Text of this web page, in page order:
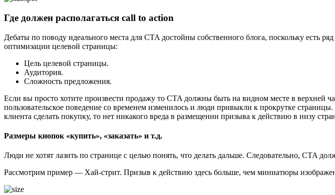
Где должен располагаться call to action
Дебаты по поводу идеального места для CTA достойны собственного блога, поскольку есть
оптимизации целевой страницы:
Цель целевой страницы.
Аудитория.
Сложность предложения.
Если вы просто хотите произвести продажу то CTA должны быть на видном месте в верхней
пользовательское поведение со временем изменилось и люди привыкли к прокрутке
клиента сделать покупку, то нет никакого вреда в размещении призыва к действию в низу
Размеры кнопок «купить», «заказать» и т.д.
Люди не хотят лазить по странице с целью понять, что делать дальше. Следовательно, CTA
Рассмотрим пример — Хай-стрит. Призыв к действию здесь больше, чем миниатюры